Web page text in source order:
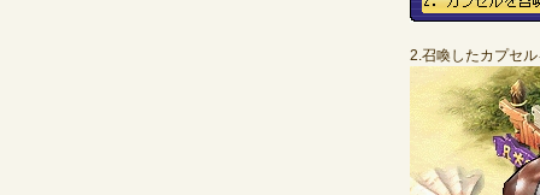
2.召喚したカプセ